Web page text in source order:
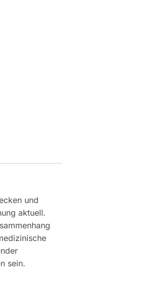
und
aktuell.
sein.